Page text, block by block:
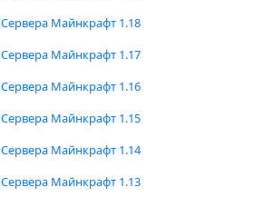
Сервера Майнкрафт 1.18
Сервера Майнкрафт 1.17
Сервера Майнкрафт 1.16
Сервера Майнкрафт 1.15
Сервера Майнкрафт 1.14
Сервера Майнкрафт 1.13